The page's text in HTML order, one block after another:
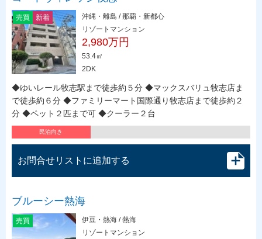
売買 新着
沖縄・離島 / 那覇・新都心
リゾートマンション
2,980万円
53.4㎡
2DK
◆ゆいレール牧志駅まで徒歩約５分 ◆マックスバリュ牧志店ま
で徒歩約６分 ◆ファミリーマート国際通り牧志店まで徒歩約２
分 ◆ペット２匹まで可 ◆クーラー２台
民泊向き
お問合せリストに追加する
ブルーシー熱海
売買
伊豆・熱海 / 熱海
リゾートマンション